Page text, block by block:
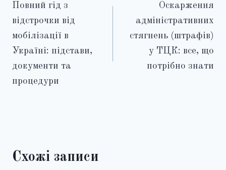
записів
Повний гід з
відстрочки від
мобілізації в
Україні: підстави,
документи та
процедури
Оскарження
адміністративних
стягнень (штрафів)
у ТЦК: все, що
потрібно знати
Схожі записи